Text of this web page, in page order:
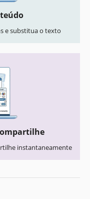
e substitua o texto
instantaneamente